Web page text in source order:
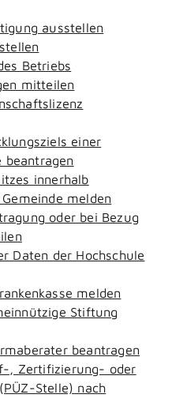
ausstellen
Betriebs
mitteilen
einer
beantragen
innerhalb
melden
oder bei Bezug
Daten der Hochschule
melden
Stiftung
beantragen
, Zertifizierung- oder
Stelle) nach